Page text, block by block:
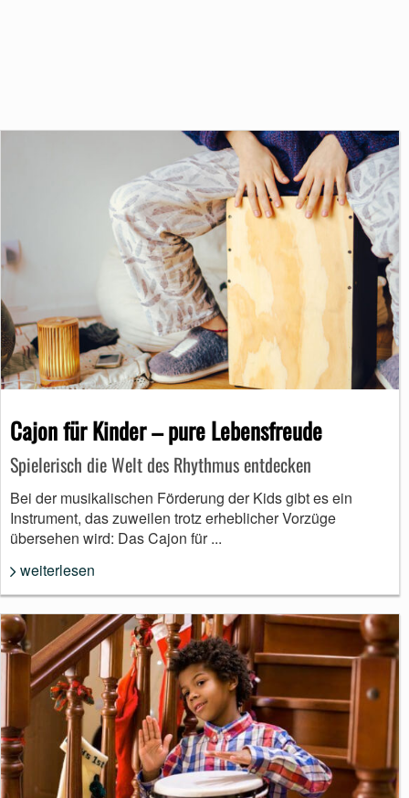
Cajon für Kinder – pure Lebensfreude
Spielerisch die Welt des Rhythmus entdecken
Bei der musikalischen Förderung der Kids gibt es ein
Instrument, das zuweilen trotz erheblicher Vorzüge
übersehen wird: Das Cajon für ...
weiterlesen